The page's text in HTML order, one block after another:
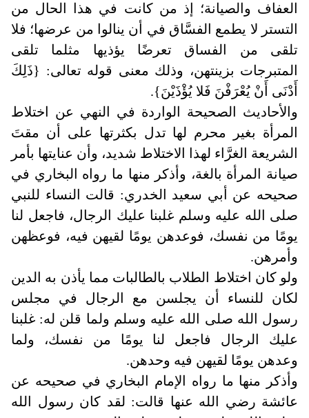
العفاف والصيانة؛ إذ من كانت في هذا الحال من
التستر لا يطمع الفسَّاق في أن ينالوا من عرضها؛ فلا
تلقى من الفساق تعرضًا يؤذيها مثلما تلقى
المتبرجات بزينتهن، وذلك معنى قوله تعالى: {ذَلِكَ
أَدْنَى أَنْ يُعْرَفْنَ فَلا يُؤْذَيْنَ}.
والأحاديث الصحيحة الواردة في النهي عن اختلاط
المرأة بغير محرم لها تدل بكثرتها على أن مقتَ
الشريعة الغرَّاء لهذا الاختلاط شديد، وأن عنايتها بأمر
صيانة المرأة بالغة، وأذكر منها ما رواه البخاري في
صحيحه عن أبي سعيد الخدري: قالت النساء للنبي
صلى الله عليه وسلم غلبنا عليك الرجال، فاجعل لنا
يومًا من نفسك، فوعدهن يومًا لقيهن فيه، فوعظهن
وأمرهن.
ولو كان اختلاط الطلاب بالطالبات مما يأذن به الدين
لكان للنساء أن يجلسن مع الرجال في مجلس
رسول الله صلى الله عليه وسلم ولما قلن له: غلبنا
عليك الرجال فاجعل لنا يومًا من نفسك، ولما
وعدهن يومًا لقيهن فيه وحدهن.
وأذكر منها ما رواه الإمام البخاري في صحيحه عن
عائشة رضي الله عنها قالت: لقد كان رسول الله